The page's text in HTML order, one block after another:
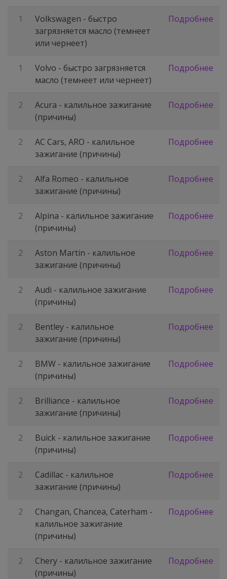
1
Volkswagen - быстро
загрязняется масло (темнеет
или чернеет)
Подробнее
1
Volvo - быстро загрязняется
масло (темнеет или чернеет)
Подробнее
2
Acura - калильное зажигание
(причины)
Подробнее
2
AC Cars, ARO - калильное
зажигание (причины)
Подробнее
2
Alfa Romeo - калильное
зажигание (причины)
Подробнее
2
Alpina - калильное зажигание
(причины)
Подробнее
2
Aston Martin - калильное
зажигание (причины)
Подробнее
2
Audi - калильное зажигание
(причины)
Подробнее
2
Bentley - калильное
зажигание (причины)
Подробнее
2
BMW - калильное зажигание
(причины)
Подробнее
2
Brilliance - калильное
зажигание (причины)
Подробнее
2
Buick - калильное зажигание
(причины)
Подробнее
2
Cadillac - калильное
зажигание (причины)
Подробнее
2
Changan, Chancea, Caterham -
калильное зажигание
(причины)
Подробнее
2
Chery - калильное зажигание
(причины)
Подробнее